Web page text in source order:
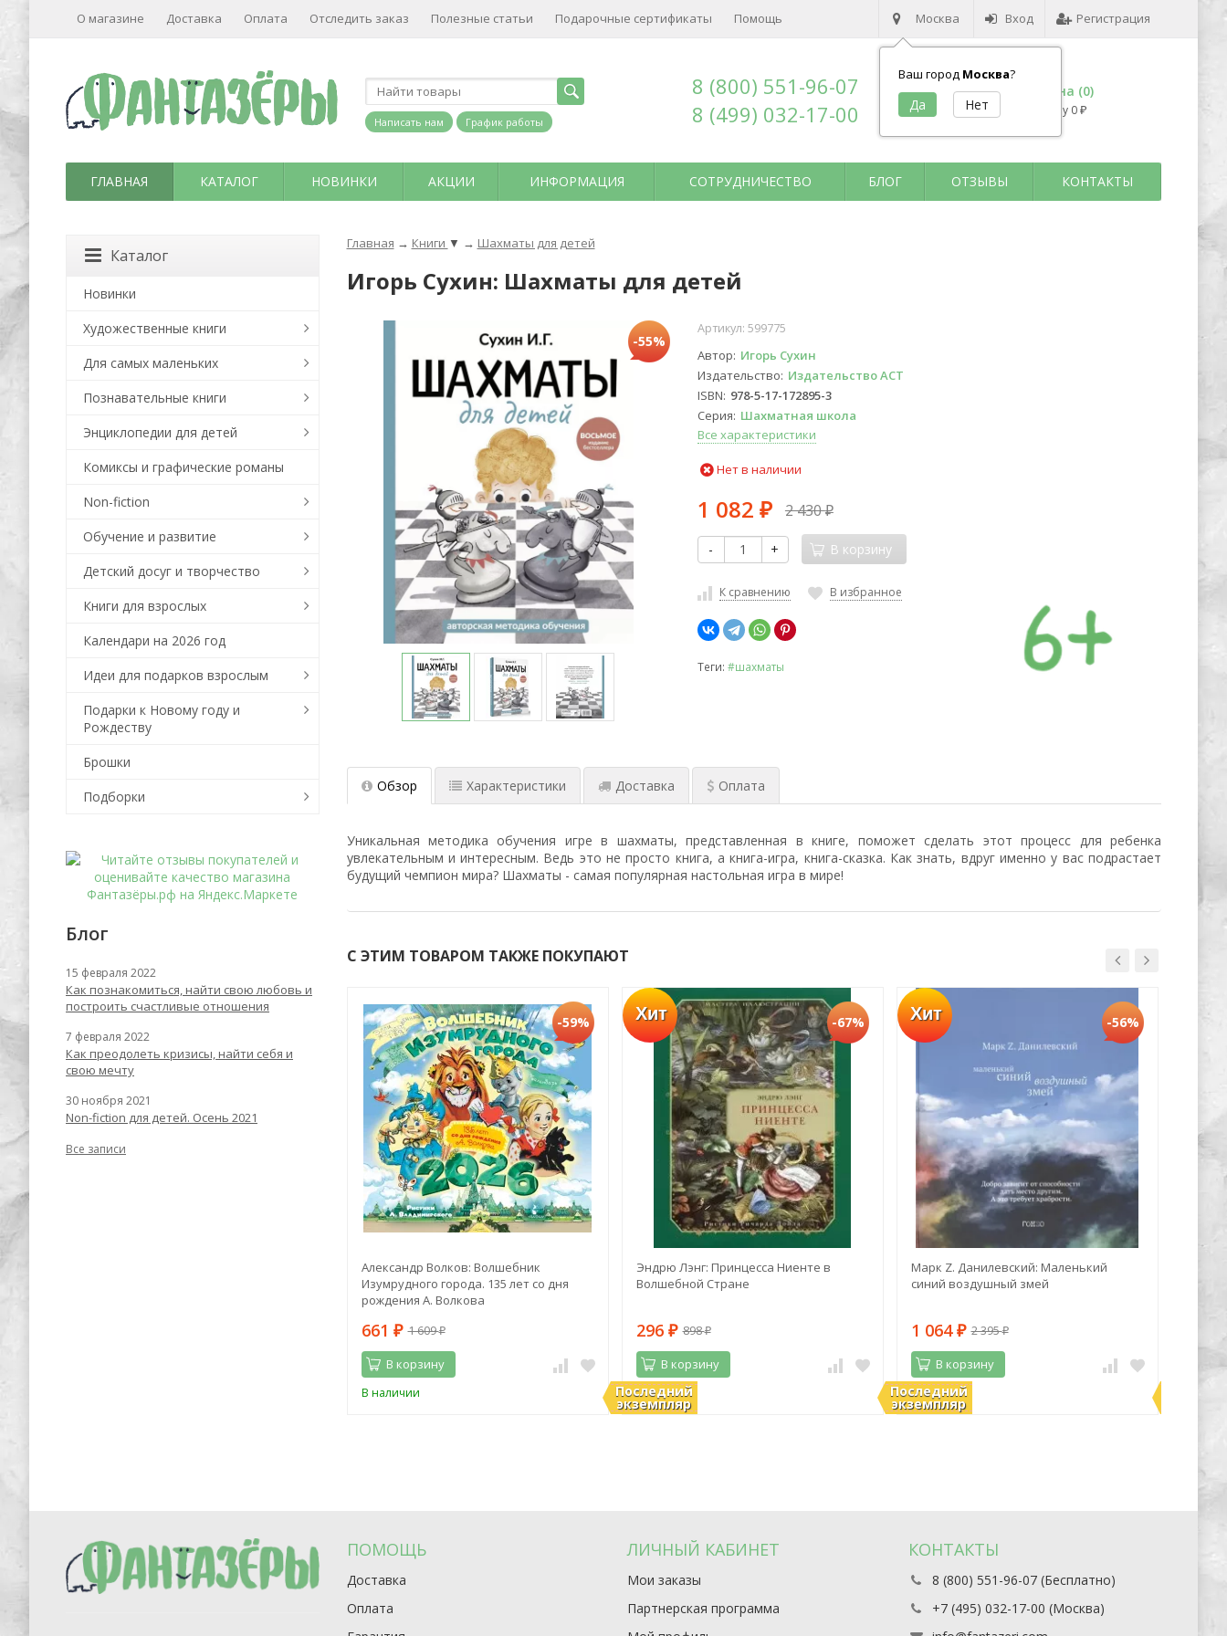
Москва
Ваш город Москва?
Вход Регистрация
О магазине Доставка Оплата Отследить заказ Полезные статьи Подарочные сертификаты Помощь
Написать нам График работы
8 (800) 551-96-07
8 (499) 032-17-00
Корзина (0)
на сумму 0 ₽
ГЛАВНАЯ КАТАЛОГ НОВИНКИ АКЦИИ ИНФОРМАЦИЯ СОТРУДНИЧЕСТВО БЛОГ ОТЗЫВЫ КОНТАКТЫ
Главная → Книги ▼ → Шахматы для детей
Игорь Сухин: Шахматы для детей
-55%
Артикул: 599775
Автор Игорь Сухин
Издательство Издательство АСТ
ISBN 978-5-17-172895-3
Серия Шахматная школа
Все характеристики
Нет в наличии
1 082 ₽ 2 430₽
- + В корзину
К сравнению В избранное
Теги: #шахматы
Обзор Характеристики Доставка Оплата
Уникальная методика обучения игре в шахматы, представленная в книге, поможет сделать этот процесс для ребенка
увлекательным и интересным. Ведь это не просто книга, а книга-игра, книга-сказка. Как знать, вдруг именно у вас подрастает
будущий чемпион мира? Шахматы - самая популярная настольная игра в мире!
С ЭТИМ ТОВАРОМ ТАКЖЕ ПОКУПАЮТ
-56% Хит -59%
Александр Волков: Волшебник
Изумрудного города. 135 лет со дня
рождения А. Волкова
661 ₽ 1 609₽
В корзину
В наличии
Хит
Последний
экземпляр
-67%
Эндрю Лэнг: Принцесса Ниенте в
Волшебной Стране
296 ₽ 898₽
В корзину
В наличии
Хит
Последний
экземпляр
-56%
Марк Z. Данилевский: Маленький
синий воздушный змей
1 064 ₽ 2 395₽
В корзину
В наличии
Каталог
Новинки
Художественные книги
Для самых маленьких
Познавательные книги
Энциклопедии для детей
Комиксы и графические романы
Non-fiction
Обучение и развитие
Детский досуг и творчество
Книги для взрослых
Календари на 2026 год
Идеи для подарков взрослым
Подарки к Новому году и
Рождеству
Брошки
Подборки
Блог
15 февраля 2022
Как познакомиться, найти свою любовь и
построить счастливые отношения
7 февраля 2022
Как преодолеть кризисы, найти себя и
свою мечту
30 ноября 2021
Non-fiction для детей. Осень 2021
Все записи
ПОМОЩЬ
Доставка
Оплата
ЛИЧНЫЙ КАБИНЕТ
Мои заказы
Партнерская программа
КОНТАКТЫ
8 (800) 551-96-07 (Бесплатно)
+7 (495) 032-17-00 (Москва)